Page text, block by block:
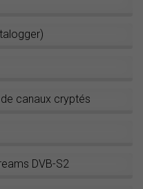
canaux cryptés
DVB-S2